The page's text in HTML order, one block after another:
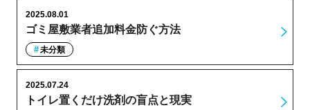
ゴミ屋敷業者追加料金防ぐ方法
2025.08.01
未分類
トイレ置くだけ洗剤の盲点と現実
2025.07.24